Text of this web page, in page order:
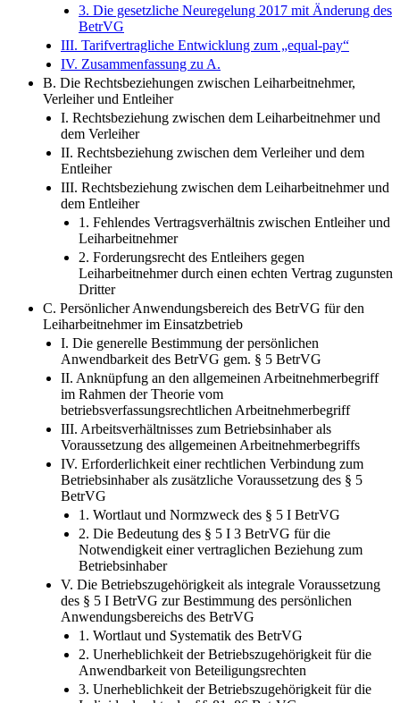
3. Die gesetzliche Neuregelung 2017 mit Änderung des
BetrVG
III. Tarifvertragliche Entwicklung zum „equal-pay“
IV. Zusammenfassung zu A.
B. Die Rechtsbeziehungen zwischen Leiharbeitnehmer,
Verleiher und Entleiher
I. Rechtsbeziehung zwischen dem Leiharbeitnehmer und
dem Verleiher
II. Rechtsbeziehung zwischen dem Verleiher und dem
Entleiher
III. Rechtsbeziehung zwischen dem Leiharbeitnehmer und
dem Entleiher
1. Fehlendes Vertragsverhältnis zwischen Entleiher und
Leiharbeitnehmer
2. Forderungsrecht des Entleihers gegen
Leiharbeitnehmer durch einen echten Vertrag zugunsten
Dritter
C. Persönlicher Anwendungsbereich des BetrVG für den
Leiharbeitnehmer im Einsatzbetrieb
I. Die generelle Bestimmung der persönlichen
Anwendbarkeit des BetrVG gem. § 5 BetrVG
II. Anknüpfung an den allgemeinen Arbeitnehmerbegriff
im Rahmen der Theorie vom
betriebsverfassungsrechtlichen Arbeitnehmerbegriff
III. Arbeitsverhältnisses zum Betriebsinhaber als
Voraussetzung des allgemeinen Arbeitnehmerbegriffs
IV. Erforderlichkeit einer rechtlichen Verbindung zum
Betriebsinhaber als zusätzliche Voraussetzung des § 5
BetrVG
1. Wortlaut und Normzweck des § 5 I BetrVG
2. Die Bedeutung des § 5 I 3 BetrVG für die
Notwendigkeit einer vertraglichen Beziehung zum
Betriebsinhaber
V. Die Betriebszugehörigkeit als integrale Voraussetzung
des § 5 I BetrVG zur Bestimmung des persönlichen
Anwendungsbereichs des BetrVG
1. Wortlaut und Systematik des BetrVG
2. Unerheblichkeit der Betriebszugehörigkeit für die
Anwendbarkeit von Beteiligungsrechten
3. Unerheblichkeit der Betriebszugehörigkeit für die